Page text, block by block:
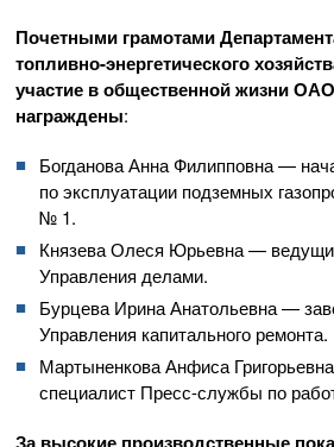
Почетными грамотами
топливно-энергетического
участие в общественной жизни
награждены:
Богданова Анна Филипповна —
по эксплуатации подземных
№ 1.
Князева Олеся Юрьевна —
Управления делами.
Бурцева Ирина Анатольевна —
Управления капитального ремонта.
Мартыненкова Анфиса
специалист Пресс-службы по